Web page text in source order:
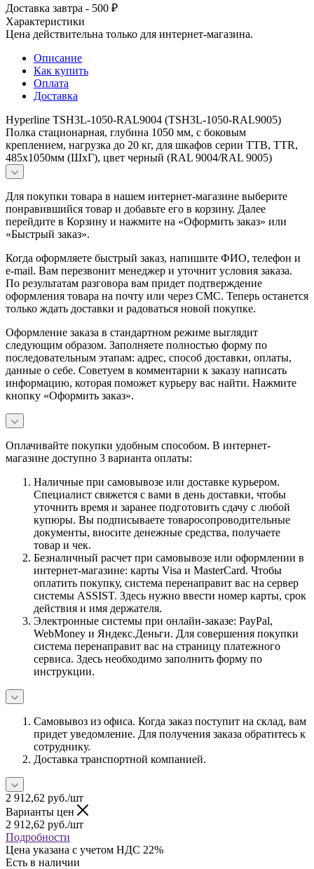
Доставка завтра - 500 ₽
Характеристики
Цена действительна только для интернет-магазина.
Описание
Как купить
Оплата
Доставка
Hyperline TSH3L-1050-RAL9004 (TSH3L-1050-RAL9005)
Полка стационарная, глубина 1050 мм, с боковым
креплением, нагрузка до 20 кг, для шкафов серии TTB, TTR,
485х1050мм (ШхГ), цвет черный (RAL 9004/RAL 9005)
Для покупки товара в нашем интернет-магазине выберите
понравившийся товар и добавьте его в корзину. Далее
перейдите в Корзину и нажмите на «Оформить заказ» или
«Быстрый заказ».
Когда оформляете быстрый заказ, напишите ФИО, телефон и
e-mail. Вам перезвонит менеджер и уточнит условия заказа.
По результатам разговора вам придет подтверждение
оформления товара на почту или через СМС. Теперь останется
только ждать доставки и радоваться новой покупке.
Оформление заказа в стандартном режиме выглядит
следующим образом. Заполняете полностью форму по
последовательным этапам: адрес, способ доставки, оплаты,
данные о себе. Советуем в комментарии к заказу написать
информацию, которая поможет курьеру вас найти. Нажмите
кнопку «Оформить заказ».
Оплачивайте покупки удобным способом. В интернет-
магазине доступно 3 варианта оплаты:
Наличные при самовывозе или доставке курьером.
Специалист свяжется с вами в день доставки, чтобы
уточнить время и заранее подготовить сдачу с любой
купюры. Вы подписываете товаросопроводительные
документы, вносите денежные средства, получаете
товар и чек.
Безналичный расчет при самовывозе или оформлении в
интернет-магазине: карты Visa и MasterCard. Чтобы
оплатить покупку, система перенаправит вас на сервер
системы ASSIST. Здесь нужно ввести номер карты, срок
действия и имя держателя.
Электронные системы при онлайн-заказе: PayPal,
WebMoney и Яндекс.Деньги. Для совершения покупки
система перенаправит вас на страницу платежного
сервиса. Здесь необходимо заполнить форму по
инструкции.
Самовывоз из офиса. Когда заказ поступит на склад, вам
придет уведомление. Для получения заказа обратитесь к
сотруднику.
Доставка транспортной компанией.
2 912,62 руб./шт
Варианты цен
2 912,62 руб./шт
Подробности
Цена указана с учетом НДС 22%
Есть в наличии